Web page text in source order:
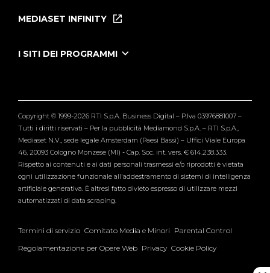
Le Iene Presentano Inside
Tutti i servizi
MEDIASET INFINITY
I SITI DEI PROGRAMMI
Verissimo
Copyright © 1999-2026 RTI S.p.A. Business Digital – P.Iva 03976881007 –
Tutti i diritti riservati – Per la pubblicità Mediamond S.p.A. – RTI S.p.A.,
Mediaset N.V., sede legale Amsterdam (Paesi Bassi) – Uffici Viale Europa
46, 20093 Cologno Monzese (MI) - Cap. Soc. int. vers. € 614.238.333.
Rispetto ai contenuti e ai dati personali trasmessi e/o riprodotti è vietata
ogni utilizzazione funzionale all'addestramento di sistemi di intelligenza
artificiale generativa. È altresì fatto divieto espresso di utilizzare mezzi
automatizzati di data scraping.
Termini di servizio Comitato Media e Minori Parental Control
Regolamentazione per Opere Web Privacy Cookie Policy